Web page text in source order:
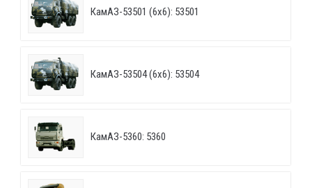
КамАЗ-53501 (6х6): 53501
КамАЗ-53504 (6х6): 53504
КамАЗ-5360: 5360